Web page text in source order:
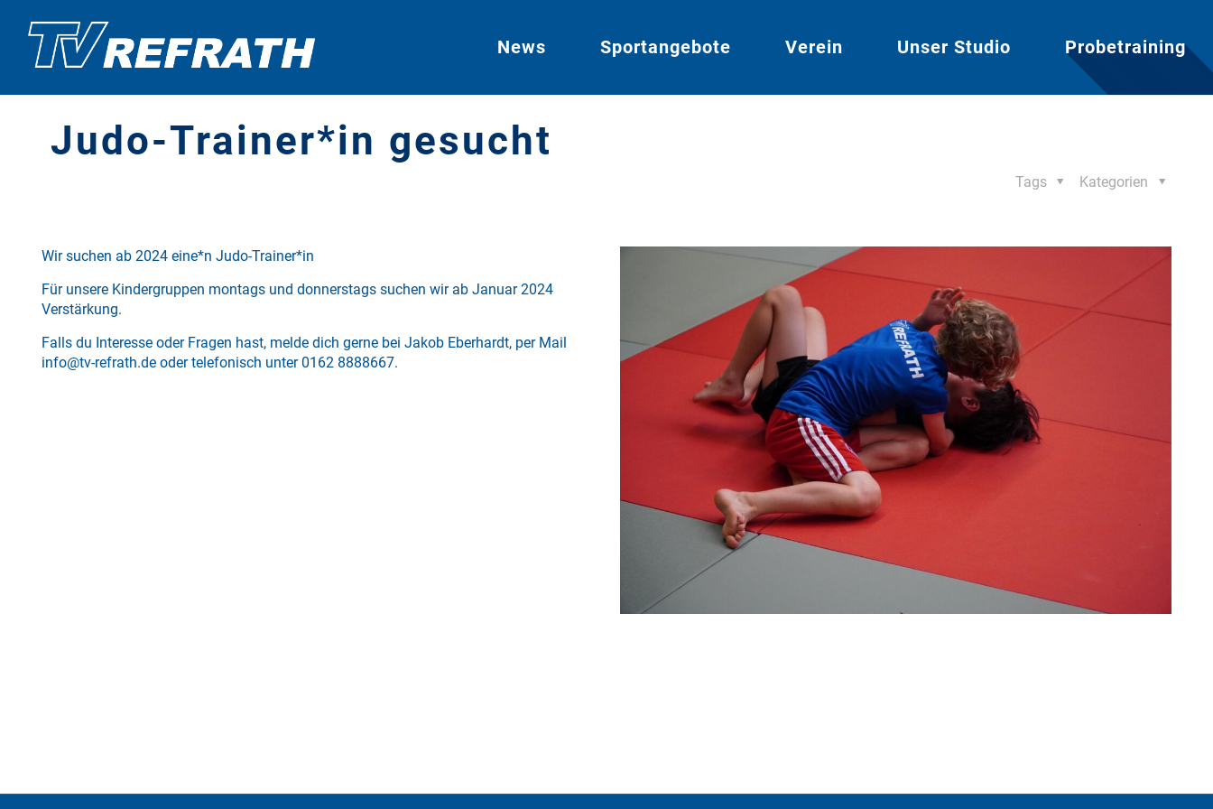
News Sportangebote Verein Unser Studio Probetraining
Judo-Trainer*in gesucht
Kategorien
Tags
Wir suchen ab 2024 eine*n Judo-Trainer*in
Für unsere Kindergruppen montags und donnerstags suchen wir ab Januar 2024
Verstärkung.
Falls du Interesse oder Fragen hast, melde dich gerne bei Jakob Eberhardt, per Mail
info@tv-refrath.de oder telefonisch unter 0162 8888667.